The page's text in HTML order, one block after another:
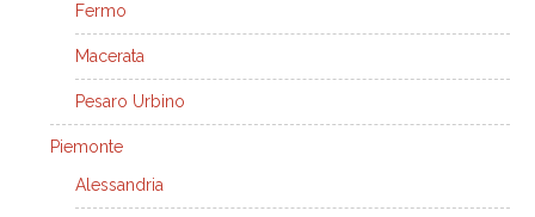
Fermo
Macerata
Pesaro Urbino
Piemonte
Alessandria